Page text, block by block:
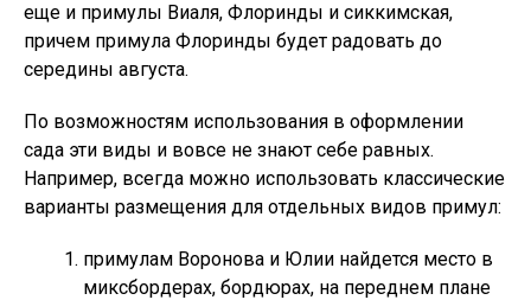
еще и примулы Виаля, Флоринды и сиккимская,
причем примула Флоринды будет радовать до
середины августа.
По возможностям использования в оформлении
сада эти виды и вовсе не знают себе равных.
Например, всегда можно использовать классические
варианты размещения для отдельных видов примул:
примулам Воронова и Юлии найдется место в
миксбордерах, бордюрах, на переднем плане